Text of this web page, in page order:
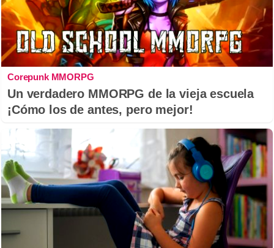
Corepunk MMORPG
Un verdadero MMORPG de la vieja escuela
¡Cómo los de antes, pero mejor!